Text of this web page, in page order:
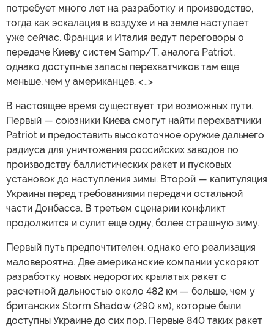
потребует много лет на разработку и производство,
тогда как эскалация в воздухе и на земле наступает
уже сейчас. Франция и Италия ведут переговоры о
передаче Киеву систем Samp/T, аналога Patriot,
однако доступные запасы перехватчиков там еще
меньше, чем у американцев. <…>
В настоящее время существует три возможных пути.
Первый — союзники Киева смогут найти перехватчики
Patriot и предоставить высокоточное оружие дальнего
радиуса для уничтожения российских заводов по
производству баллистических ракет и пусковых
установок до наступления зимы. Второй — капитуляция
Украины перед требованиями передачи остальной
части Донбасса. В третьем сценарии конфликт
продолжится и сулит еще одну, более страшную зиму.
Первый путь предпочтителен, однако его реализация
маловероятна. Две американские компании ускоряют
разработку новых недорогих крылатых ракет с
расчетной дальностью около 482 км — больше, чем у
британских Storm Shadow (290 км), которые были
доступны Украине до сих пор. Первые 840 таких ракет